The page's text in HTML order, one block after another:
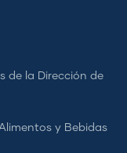
de la Dirección de
y Bebidas